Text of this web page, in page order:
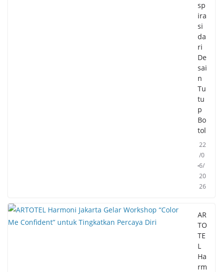
sp
ira
si
da
ri
De
sai
n
Tu
tu
p
Bo
tol
22
/0
6/
20
26
AR
TO
TE
L
Ha
rm